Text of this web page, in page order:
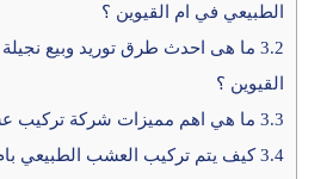
الطبيعي في ام القيوين ؟
3.2 ما هى احدث طرق توريد وبيع
القيوين ؟
3.3 ما هي اهم مميزات شركة تركيب
3.4كيف يتم تركيب العشب الطبيعي